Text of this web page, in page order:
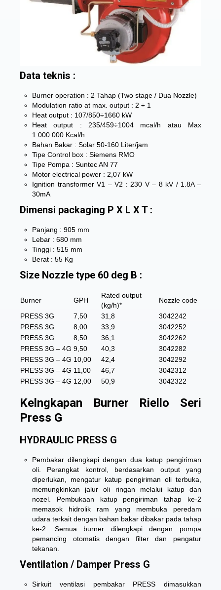
Data teknis :
Burner operation : 2 Tahap (Two stage / Dua Nozzle)
Modulation ratio at max. output : 2 ÷ 1
Heat output : 107/850÷1660 kW
Heat output : 235/459÷1004 mcal/h atau Max
1.000.000 Kcal/h
Bahan Bakar : Solar 50-160 Liter/jam
Tipe Control box : Siemens RMO
Tipe Pompa : Suntec AN 77
Motor electrical power : 2,07 kW
Ignition transformer V1 – V2 : 230 V – 8 kV / 1.8A –
30mA
Dimensi packaging P X L X T :
Panjang : 905 mm
Lebar : 680 mm
Tinggi : 515 mm
Berat : 55 Kg
Size Nozzle type 60 deg B :
Burner GPH
Rated output
(kg/h)*
Nozzle code
PRESS 3G
7,50 31,8
3042242
PRESS 3G
8,00 33,9
3042252
PRESS 3G
8,50 36,1
3042262
PRESS 3G – 4G 9,50 40,3
3042282
PRESS 3G – 4G 10,00 42,4
3042292
PRESS 3G – 4G 11,00 46,7
3042312
PRESS 3G – 4G 12,00 50,9 3042322
Kelngkapan Burner Riello Seri
Press G
HYDRAULIC PRESS G
Pembakar dilengkapi dengan dua katup pengiriman
oli. Perangkat kontrol, berdasarkan output yang
diperlukan, mengatur katup pengiriman oli terbuka,
memungkinkan jalur oli ringan melalui katup dan
nozel. Pembukaan katup pengiriman tahap ke-2
memasok hidrolik ram yang membuka peredam
udara terkait dengan bahan bakar dibakar pada tahap
ke-2. Semua burner dilengkapi dengan pompa
pemancing otomatis dengan filter dan pengatur
tekanan.
Ventilation / Damper Press G
Sirkuit ventilasi pembakar PRESS dimasukkan